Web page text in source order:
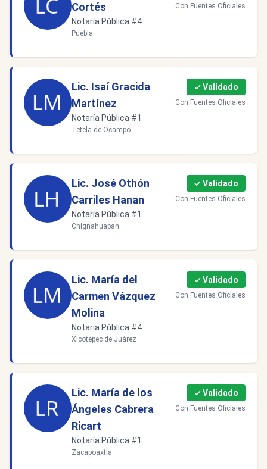
Cortés
Notaría Pública #4
Puebla
Con Fuentes Oficiales
Lic. Isaí Gracida
Martínez
Notaría Pública #1
Tetela de Ocampo
✓ Validado
Con Fuentes Oficiales
Lic. José Othón
Carriles Hanan
Notaría Pública #1
Chignahuapan
✓ Validado
Con Fuentes Oficiales
Lic. María del
Carmen Vázquez
Molina
Notaría Pública #4
Xicotepec de Juárez
✓ Validado
Con Fuentes Oficiales
Lic. María de los
Ángeles Cabrera
Ricart
Notaría Pública #1
Zacapoaxtla
✓ Validado
Con Fuentes Oficiales